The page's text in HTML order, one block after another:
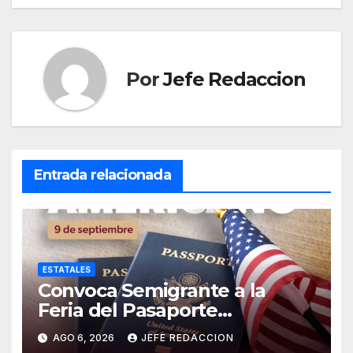
PorJefe Redaccion
Entrada relacionada
ESTATALES
Convoca Semigrante a la
Feria del Pasaporte
Estadounidense 2026
AGO 6, 2026 JEFE REDACCION